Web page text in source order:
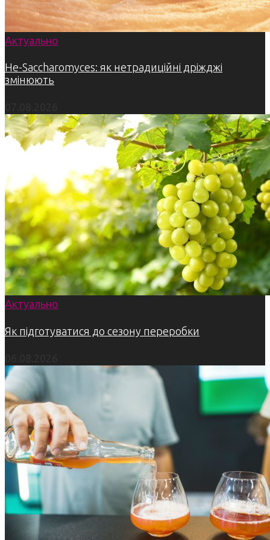
Актуально
Не-Saccharomyces: як нетрадиційні дріжджі
змінюють
Актуально
Як підготуватися до сезону переробки